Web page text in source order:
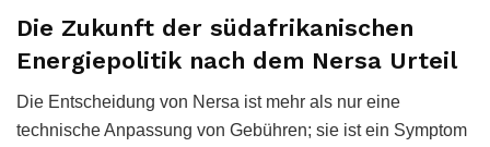
Die Zukunft der südafrikanischen
Energiepolitik nach dem Nersa Urteil
Die Entscheidung von Nersa ist mehr als nur eine
technische Anpassung von Gebühren; sie ist ein Symptom